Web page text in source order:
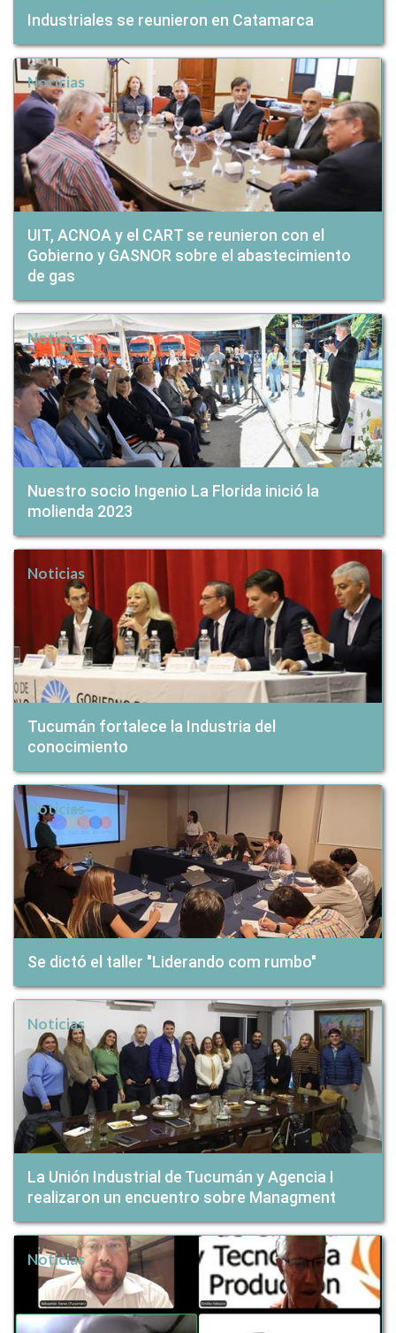
Industriales se reunieron en Catamarca
Noticias
UIT, ACNOA y el CART se reunieron con el
Gobierno y GASNOR sobre el abastecimiento
de gas
Noticias
Nuestro socio Ingenio La Florida inició la
molienda 2023
Noticias
Tucumán fortalece la Industria del
conocimiento
Noticias
Se dictó el taller "Liderando com rumbo"
Noticias
La Unión Industrial de Tucumán y Agencia I
realizaron un encuentro sobre Managment
Noticias